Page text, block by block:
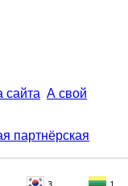
сайта А свой
партнёрская